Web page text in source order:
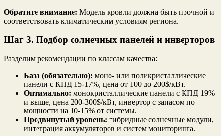
Обратите внимание: Mодель кровли должна быть прочной и
соответствовать климатическим условиям региона.
Шаг 3. Подбор солнечных панелей и инверторов
Разделим рекомендации по классам качества:
База (обязательно): моно- или поликристаллические
панели с КПД 15-17%, цена от 100 до 200$/кВт.
Оптимально: монокристаллические панели с КПД 19%
и выше, цена 200-300$/кВт, инвертор с запасом по
мощности на 10-15% от системы.
Продвинутый уровень: гибридные солнечные модули,
интеграция аккумуляторов и систем мониторинга.